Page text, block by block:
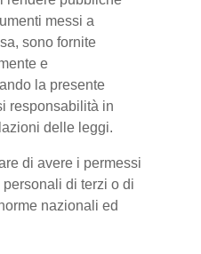
messi a
sono fornite
e
la presente
responsabilità in
delle leggi.
di avere i permessi
di terzi o di
nazionali ed